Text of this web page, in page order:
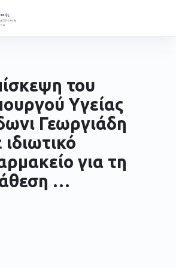
του
Υγείας
Γεωργιάδη
ιδιωτικό
για τη
…